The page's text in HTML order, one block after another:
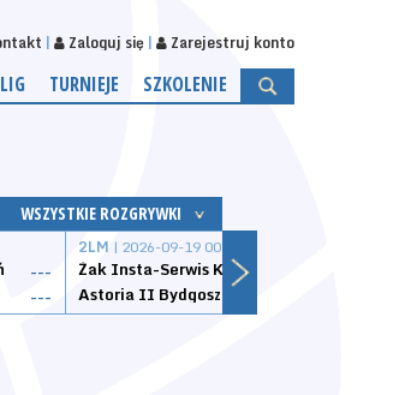
Zaloguj się Zarejestruj konto
TURNIEJE SZKOLENIE
WSZYSTKIE ROZGRYWKI
---
---
2LM | 2026-09-19 00:00
Żak Insta-Serwis Koszalin
Astoria II Bydgoszcz